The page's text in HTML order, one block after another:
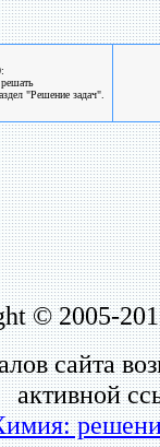
"Решение задач".
© 2005-
сайта
активной